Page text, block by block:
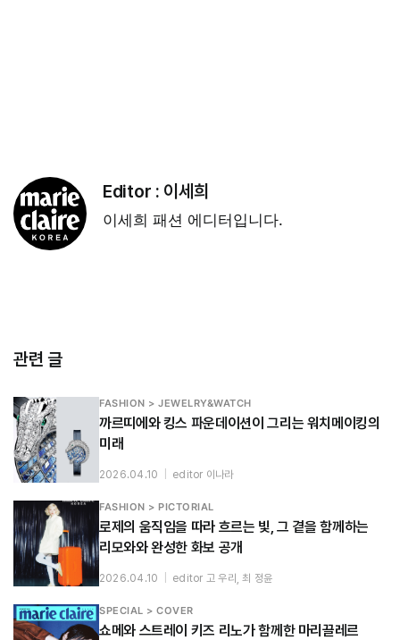
Editor : 이세희
이세희 패션 에디터입니다.
관련 글
FASHION > JEWELRY&WATCH
까르띠에와 킹스 파운데이션이 그리는 워치메이킹의
미래
2026.04.10 editor 이나라
FASHION > PICTORIAL
로제의 움직임을 따라 흐르는 빛, 그 곁을 함께하는
리모와와 완성한 화보 공개
2026.04.10 editor 고 우리, 최 정윤
SPECIAL > COVER
쇼메와 스트레이 키즈 리노가 함께한 마리끌레르